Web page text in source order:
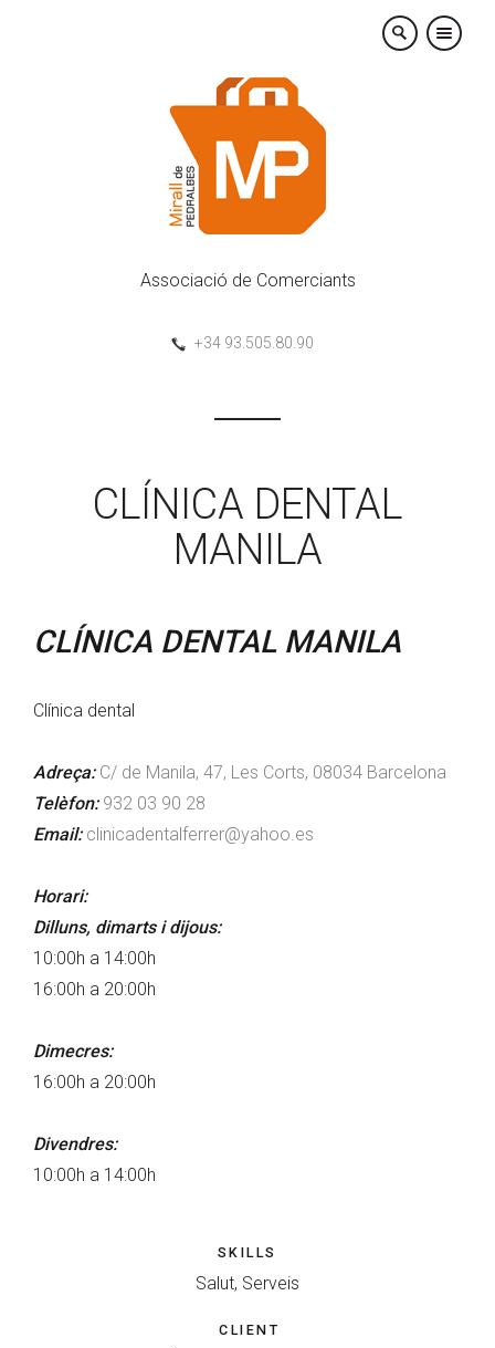
×
Associació de Comerciants
+34 93.505.80.90
CLÍNICA DENTAL
MANILA
CLÍNICA DENTAL MANILA
Clínica dental
Adreça: C/ de Manila, 47, Les Corts, 08034 Barcelona
Telèfon: 932 03 90 28
Email: clinicadentalferrer@yahoo.es
Horari:
Dilluns, dimarts i dijous:
10:00h a 14:00h
16:00h a 20:00h
Dimecres:
16:00h a 20:00h
Divendres:
10:00h a 14:00h
SKILLS
Salut, Serveis
CLIENT